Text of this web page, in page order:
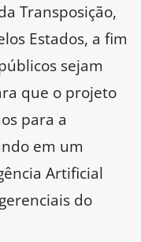
Transposição,
Estados, a fim
sejam
que o projeto
para a
em um
Artificial
do